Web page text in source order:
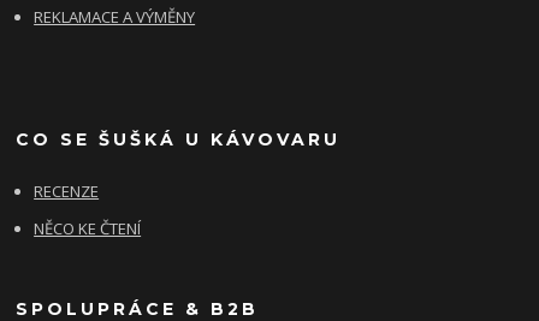
REKLAMACE A VÝMĚNY
CO SE ŠUŠKÁ U KÁVOVARU
RECENZE
NĚCO KE ČTENÍ
SPOLUPRÁCE & B2B